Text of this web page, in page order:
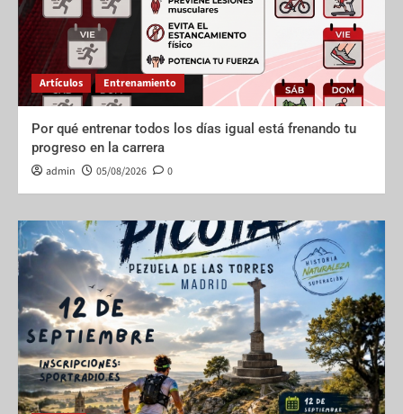
Artículos Entrenamiento
Por qué entrenar todos los días igual está frenando tu
progreso en la carrera
admin 05/08/2026 0